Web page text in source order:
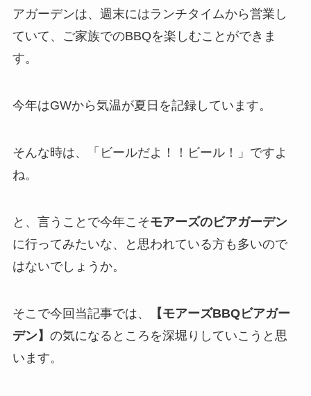
アガーデンは、週末にはランチタイムから営業し
ていて、ご家族でのBBQを楽しむことができま
す。
今年はGWから気温が夏日を記録しています。
そんな時は、「ビールだよ！！ビール！」ですよ
ね。
と、言うことで今年こそモアーズのビアガーデン
に行ってみたいな、と思われている方も多いので
はないでしょうか。
そこで今回当記事では、
【モアーズBBQビアガー
デン】 の気になるところを深堀りしていこうと思
います。